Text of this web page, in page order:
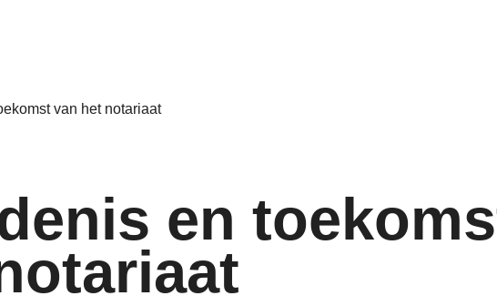
van het notariaat
en